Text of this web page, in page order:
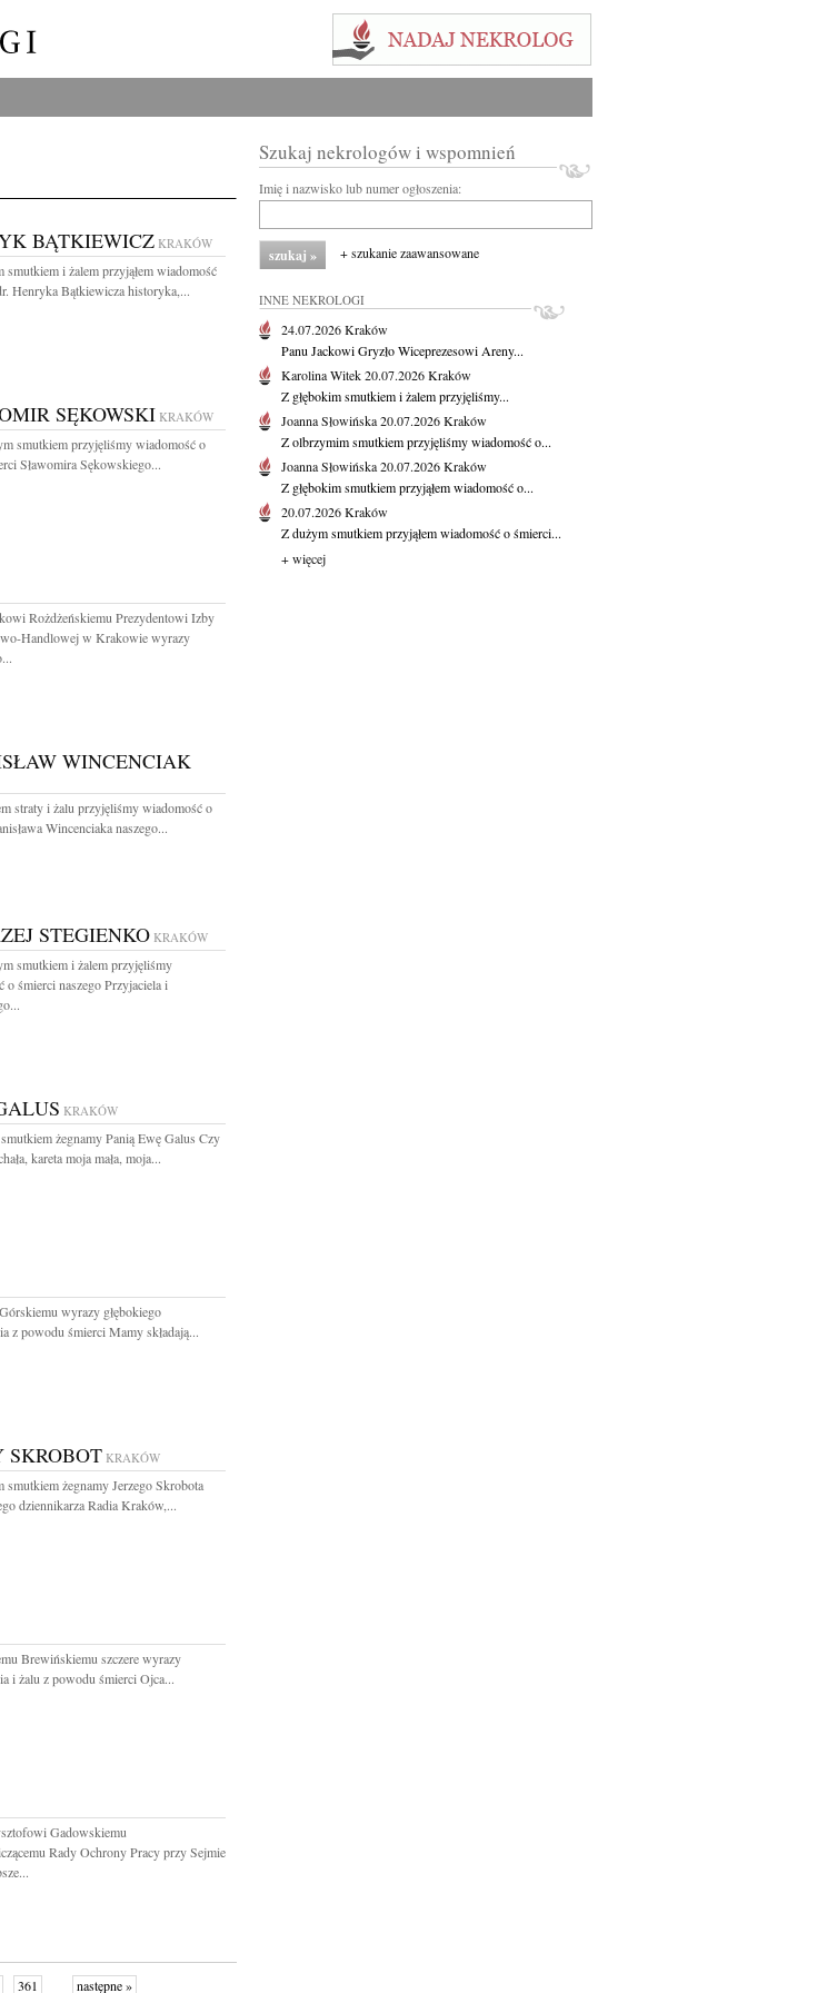
BĄTKIEWICZ KRAKÓW
smutkiem i żalem przyjąłem wiadomość
Henryka Bątkiewicza historyka,...
SĘKOWSKI KRAKÓW
smutkiem przyjęliśmy wiadomość o
Sławomira Sękowskiego...
Rożdżeńskiemu Prezydentowi Izby
Handlowej w Krakowie wyrazy
WINCENCIAK
straty i żalu przyjęliśmy wiadomość o
Wincenciaka naszego...
STEGIENKO KRAKÓW
smutkiem i żalem przyjęliśmy
o śmierci naszego Przyjaciela i
KRAKÓW
żegnamy Panią Ewę Galus Czy
kareta moja mała, moja...
wyrazy głębokiego
z powodu śmierci Mamy składają...
SKROBOT KRAKÓW
smutkiem żegnamy Jerzego Skrobota
dziennikarza Radia Kraków,...
Brewińskiemu szczere wyrazy
i żalu z powodu śmierci Ojca...
Gadowskiemu
Rady Ochrony Pracy przy Sejmie
361 następne »
Szukaj nekrologów i wspomnień
Imię i nazwisko lub numer ogłoszenia:
+ szukanie zaawansowane
INNE NEKROLOGI
24.07.2026Kraków
Panu Jackowi Gryzło Wiceprezesowi Areny...
Karolina Witek20.07.2026Kraków
Z głębokim smutkiem i żalem przyjęliśmy...
Joanna Słowińska20.07.2026Kraków
Z olbrzymim smutkiem przyjęliśmy wiadomość o...
Joanna Słowińska20.07.2026Kraków
Z głębokim smutkiem przyjąłem wiadomość o...
20.07.2026Kraków
Z dużym smutkiem przyjąłem wiadomość o śmierci...
+ więcej